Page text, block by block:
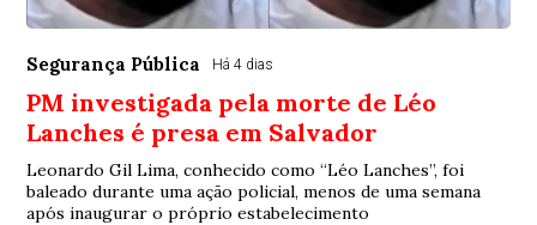
Segurança Pública Há 4 dias
PM investigada pela morte de Léo
Lanches é presa em Salvador
Leonardo Gil Lima, conhecido como “Léo Lanches”, foi
baleado durante uma ação policial, menos de uma semana
após inaugurar o próprio estabelecimento